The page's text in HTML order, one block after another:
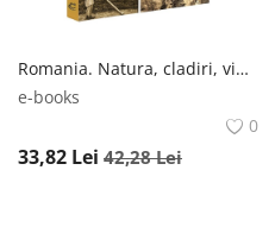
Înregistrare
Romania. Natura, cladiri, viata populara Editura Carthemia
e-books
0
33,82 Lei 42,28Lei